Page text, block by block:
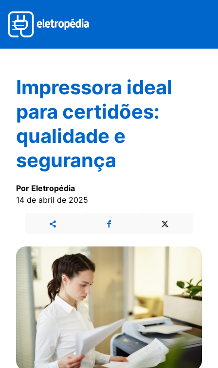
Impressora ideal
para certidões:
qualidade e
segurança
Por Eletropédia
14 de abril de 2025